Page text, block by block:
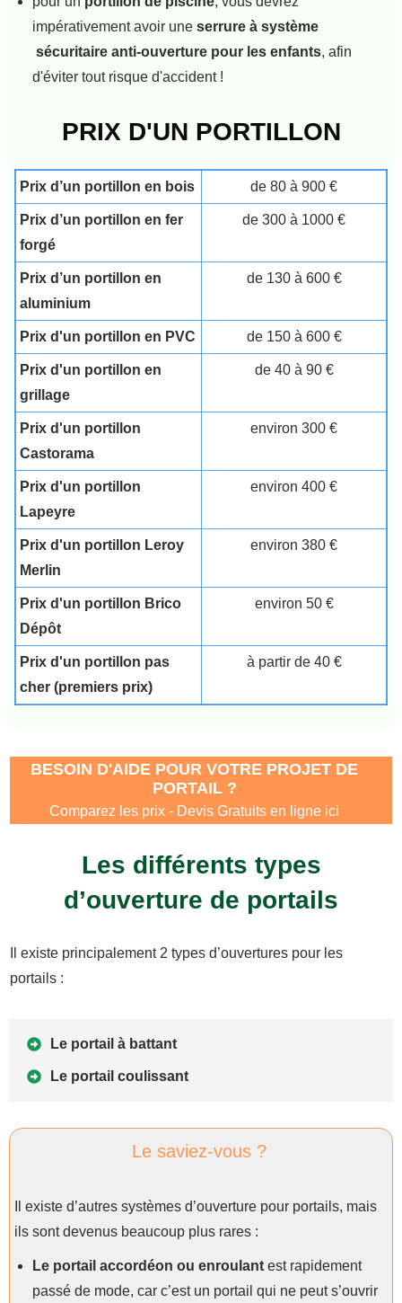
impérativement avoir une serrure à système
sécuritaire anti-ouverture pour les enfants, afin
d'éviter tout risque d'accident !
PRIX D'UN PORTILLON
Prix d’un portillon en bois de 80 à 900 €
Prix d’un portillon en fer
forgé
de 300 à 1000 €
Prix d’un portillon en
aluminium
de 130 à 600 €
Prix d'un portillon en PVC de 150 à 600 €
Prix d'un portillon en
grillage
de 40 à 90 €
Prix d'un portillon
Castorama
environ 300 €
Prix d'un portillon
Lapeyre
environ 400 €
Prix d'un portillon Leroy
Merlin
environ 380 €
Prix d'un portillon Brico
Dépôt
environ 50 €
Prix d'un portillon pas
cher (premiers prix)
à partir de 40 €
BESOIN D'AIDE POUR VOTRE PROJET DE
PORTAIL ?
Comparez les prix - Devis Gratuits en ligne ici
Les différents types
d’ouverture de portails
Il existe principalement 2 types d’ouvertures pour les
portails :
Le portail à battant
Le portail coulissant
Le saviez-vous ?
Il existe d’autres systèmes d’ouverture pour portails, mais
ils sont devenus beaucoup plus rares :
Le portail accordéon ou enroulant est rapidement
passé de mode, car c’est un portail qui ne peut s’ouvrir